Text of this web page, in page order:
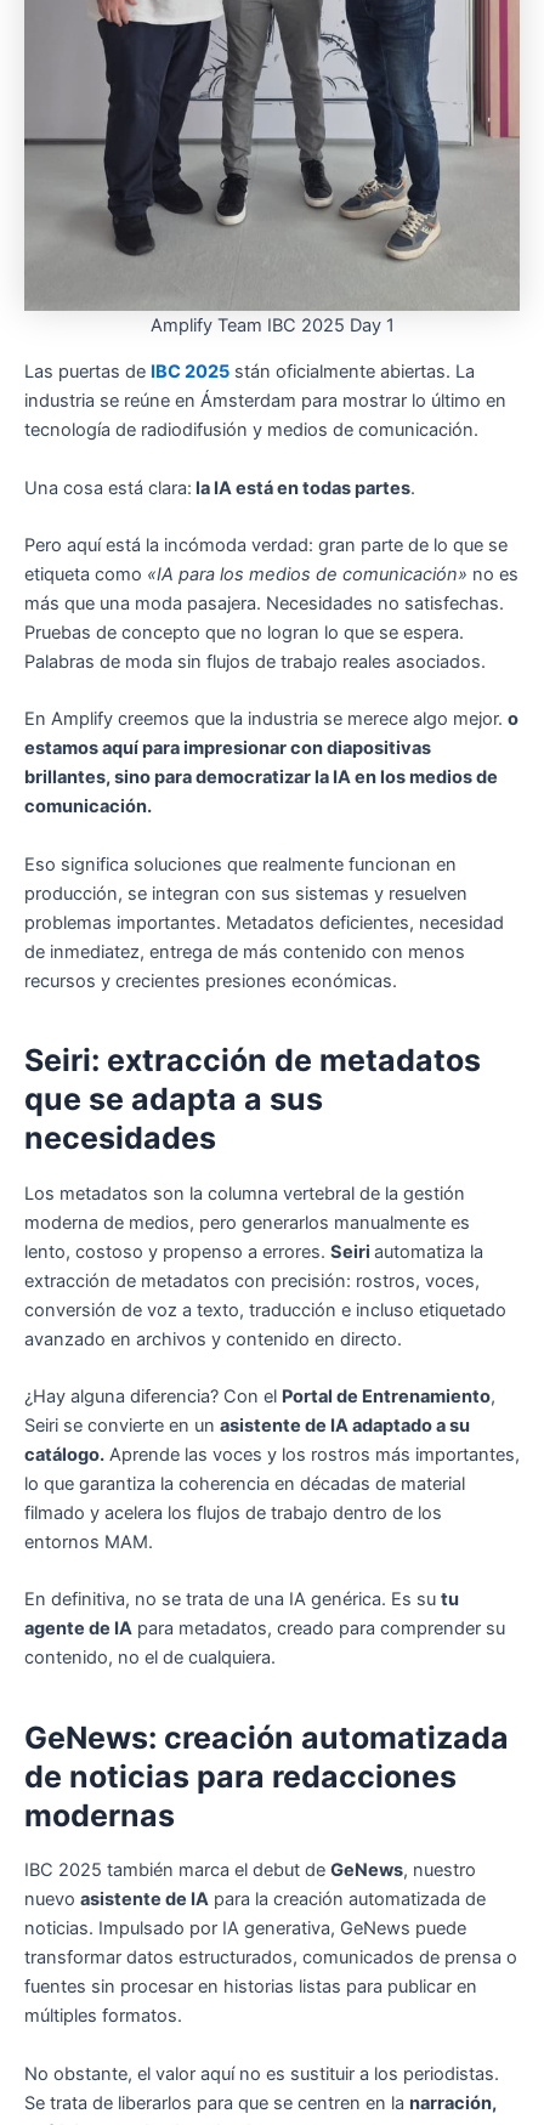
Amplify Team IBC 2025 Day 1
Las puertas de IBC 2025 stán oficialmente abiertas. La
industria se reúne en Ámsterdam para mostrar lo último en
tecnología de radiodifusión y medios de comunicación.
Una cosa está clara: la IA está en todas partes.
Pero aquí está la incómoda verdad: gran parte de lo que se
etiqueta como «IA para los medios de comunicación» no es
más que una moda pasajera. Necesidades no satisfechas.
Pruebas de concepto que no logran lo que se espera.
Palabras de moda sin flujos de trabajo reales asociados.
En Amplify creemos que la industria se merece algo mejor. o
estamos aquí para impresionar con diapositivas
brillantes, sino para democratizar la IA en los medios de
comunicación.
Eso significa soluciones que realmente funcionan en
producción, se integran con sus sistemas y resuelven
problemas importantes. Metadatos deficientes, necesidad
de inmediatez, entrega de más contenido con menos
recursos y crecientes presiones económicas.
Seiri: extracción de metadatos
que se adapta a sus
necesidades
Los metadatos son la columna vertebral de la gestión
moderna de medios, pero generarlos manualmente es
lento, costoso y propenso a errores. Seiri automatiza la
extracción de metadatos con precisión: rostros, voces,
conversión de voz a texto, traducción e incluso etiquetado
avanzado en archivos y contenido en directo.
¿Hay alguna diferencia? Con el Portal de Entrenamiento,
Seiri se convierte en un asistente de IA adaptado a su
catálogo. Aprende las voces y los rostros más importantes,
lo que garantiza la coherencia en décadas de material
filmado y acelera los flujos de trabajo dentro de los
entornos MAM.
En definitiva, no se trata de una IA genérica. Es su tu
agente de IA para metadatos, creado para comprender su
contenido, no el de cualquiera.
GeNews: creación automatizada
de noticias para redacciones
modernas
IBC 2025 también marca el debut de GeNews, nuestro
nuevo asistente de IA para la creación automatizada de
noticias. Impulsado por IA generativa, GeNews puede
transformar datos estructurados, comunicados de prensa o
fuentes sin procesar en historias listas para publicar en
múltiples formatos.
No obstante, el valor aquí no es sustituir a los periodistas.
Se trata de liberarlos para que se centren en la narración,